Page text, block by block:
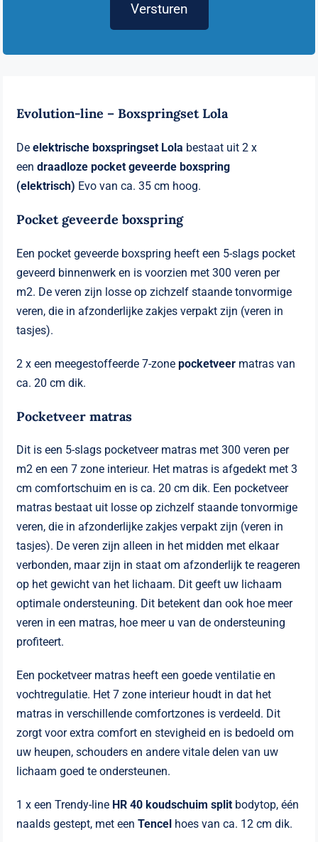
Versturen
Evolution-line – Boxspringset Lola
De elektrische boxspringset Lola bestaat uit 2 x
eendraadloze pocket geveerde boxspring
(elektrisch) Evo van ca. 35 cm hoog.
Pocket geveerde boxspring
Een pocket geveerde boxspring heeft een 5-slags pocket
geveerd binnenwerk en is voorzien met 300 veren per
m2. De veren zijn losse op zichzelf staande tonvormige
veren, die in afzonderlijke zakjes verpakt zijn (veren in
tasjes).
2 x een meegestoffeerde 7-zonepocketveer matras van
ca. 20 cm dik.
Pocketveer matras
Dit is een 5-slags pocketveer matras met 300 veren per
m2 en een 7 zone interieur. Het matras is afgedekt met 3
cm comfortschuim en is ca. 20 cm dik. Een pocketveer
matras bestaat uit losse op zichzelf staande tonvormige
veren, die in afzonderlijke zakjes verpakt zijn (veren in
tasjes). De veren zijn alleen in het midden met elkaar
verbonden, maar zijn in staat om afzonderlijk te reageren
op het gewicht van het lichaam. Dit geeft uw lichaam
optimale ondersteuning. Dit betekent dan ook hoe meer
veren in een matras, hoe meer u van de ondersteuning
profiteert.
Een pocketveer matras heeft een goede ventilatie en
vochtregulatie. Het 7 zone interieur houdt in dat het
matras in verschillende comfortzones is verdeeld. Dit
zorgt voor extra comfort en stevigheid en is bedoeld om
uw heupen, schouders en andere vitale delen van uw
lichaam goed te ondersteunen.
1 x een Trendy-line HR 40 koudschuim split bodytop, één
naalds gestept, met eenTencel hoes van ca. 12 cm dik.